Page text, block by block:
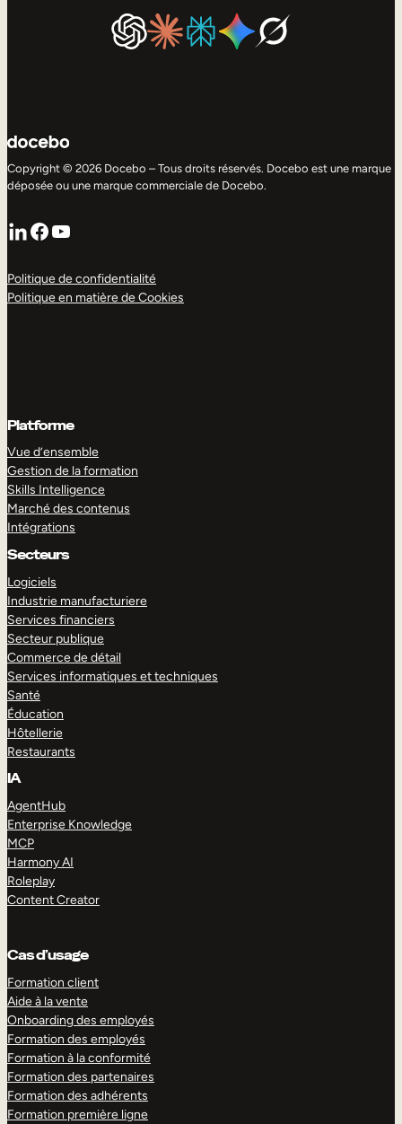
Copyright © 2026 Docebo – Tous droits réservés. Docebo est une marque
déposée ou une marque commerciale de Docebo.
LinkedIn
Facebook
YouTube
Politique de confidentialité
Politique en matière de Cookies
Platforme
Vue d’ensemble
Gestion de la formation
Skills Intelligence
Marché des contenus
Intégrations
Secteurs
Logiciels
Industrie manufacturiere
Services financiers
Secteur publique
Commerce de détail
Services informatiques et techniques
Santé
Éducation
Hôtellerie
Restaurants
IA
AgentHub
Enterprise Knowledge
MCP
Harmony AI
Roleplay
Content Creator
Cas d’usage
Formation client
Aide à la vente
Onboarding des employés
Formation des employés
Formation à la conformité
Formation des partenaires
Formation des adhérents
Formation première ligne